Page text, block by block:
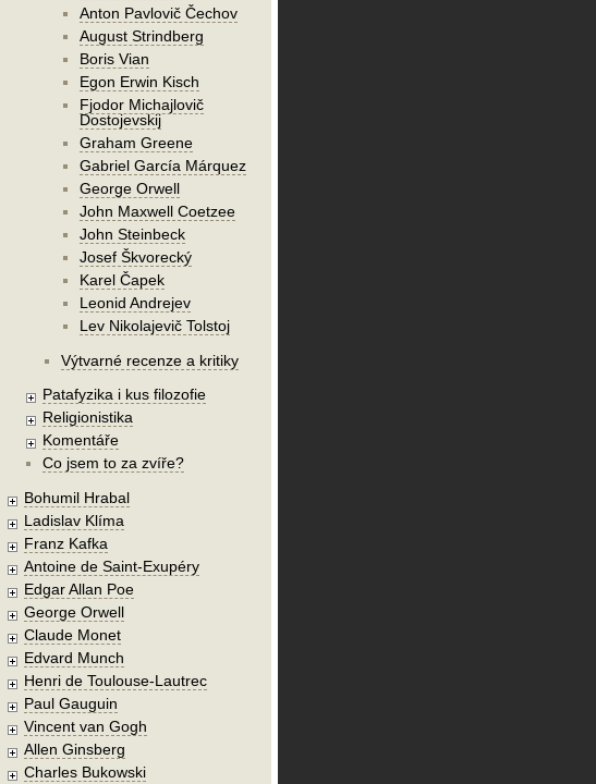
Anton Pavlovič Čechov
August Strindberg
Boris Vian
Egon Erwin Kisch
Fjodor Michajlovič
Dostojevskij
Graham Greene
Gabriel García Márquez
George Orwell
John Maxwell Coetzee
John Steinbeck
Josef Škvorecký
Karel Čapek
Leonid Andrejev
Lev Nikolajevič Tolstoj
Výtvarné recenze a kritiky
Patafyzika i kus filozofie
Religionistika
Komentáře
Co jsem to za zvíře?
Bohumil Hrabal
Ladislav Klíma
Franz Kafka
Antoine de Saint-Exupéry
Edgar Allan Poe
George Orwell
Claude Monet
Edvard Munch
Henri de Toulouse-Lautrec
Paul Gauguin
Vincent van Gogh
Allen Ginsberg
Charles Bukowski